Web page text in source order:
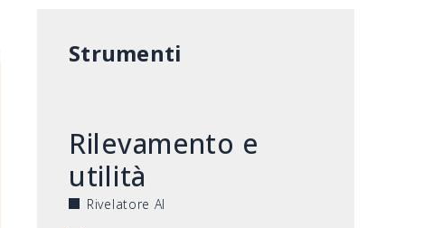
Strumenti
Rilevamento e
utilità
Rivelatore AI